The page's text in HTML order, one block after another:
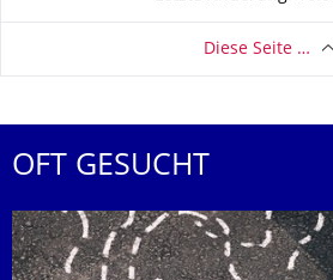
Diese Seite …
OFT GESUCHT